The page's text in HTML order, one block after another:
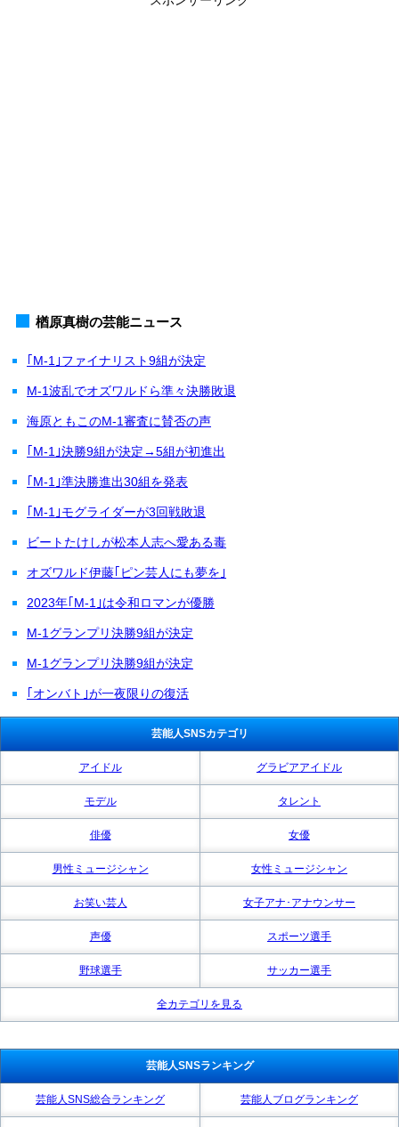
楢原真樹の芸能ニュース
｢M-1｣ファイナリスト9組が決定
M-1波乱でオズワルドら準々決勝敗退
海原ともこのM-1審査に賛否の声
｢M-1｣決勝9組が決定→5組が初進出
｢M-1｣準決勝進出30組を発表
｢M-1｣モグライダーが3回戦敗退
ビートたけしが松本人志へ愛ある毒
オズワルド伊藤｢ピン芸人にも夢を｣
2023年｢M-1｣は令和ロマンが優勝
M-1グランプリ決勝9組が決定
M-1グランプリ決勝9組が決定
｢オンバト｣が一夜限りの復活
芸能人SNSカテゴリ
アイドル グラビアアイドル
モデル タレント
俳優 女優
男性ミュージシャン 女性ミュージシャン
お笑い芸人 女子アナ･アナウンサー
声優 スポーツ選手
野球選手 サッカー選手
全カテゴリを見る
芸能人SNSランキング
芸能人SNS総合ランキング 芸能人ブログランキング